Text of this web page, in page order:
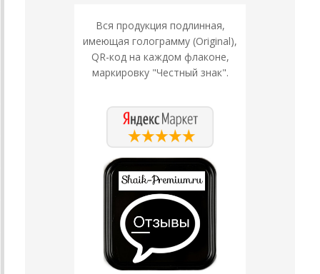
Вся продукция подлинная,
имеющая голограмму (Original),
QR-код на каждом флаконе,
маркировку "Честный знак".